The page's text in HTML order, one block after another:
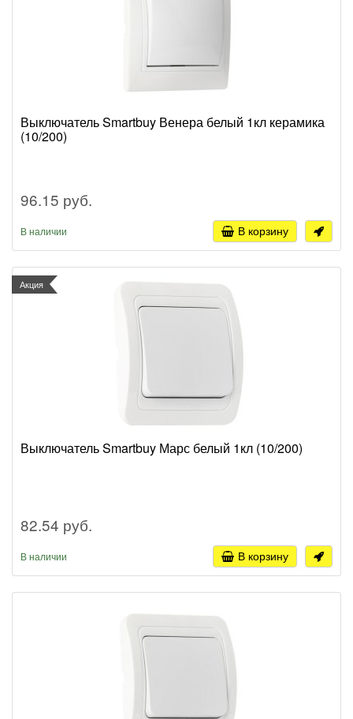
Выключатель Smartbuy Венера белый 1кл керамика
(10/200)
96.15 руб.
В наличии В корзину
Акция
Выключатель Smartbuy Марс белый 1кл (10/200)
82.54 руб.
В наличии В корзину